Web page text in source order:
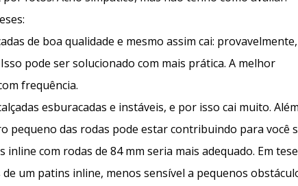
de boa qualidade e mesmo assim cai: provavelmente,
pode ser solucionado com mais prática. A melhor
frequência.
esburacadas e instáveis, e por isso cai muito. Além
pequeno das rodas pode estar contribuindo para você
com rodas de 84 mm seria mais adequado. Em
um patins inline, menos sensível a pequenos